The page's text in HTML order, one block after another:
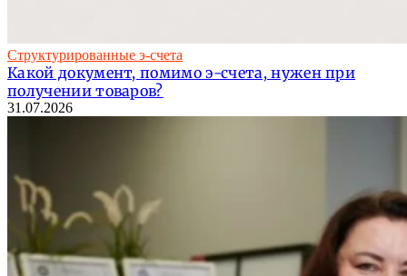
Структурированные э-счета
Какой документ, помимо э-счета, нужен при
получении товаров?
31.07.2026